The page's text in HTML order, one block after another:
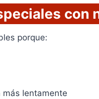
con
porque:
más lentamente